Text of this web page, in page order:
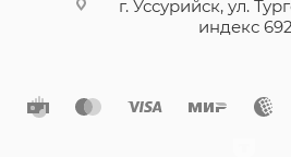
г. Уссурийск, ул.
индекс